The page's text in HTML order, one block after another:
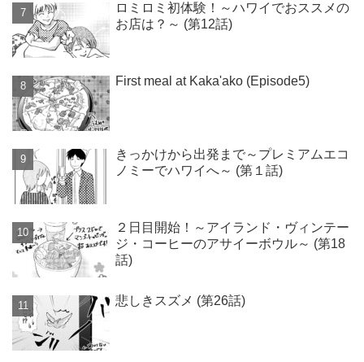
ロミロミ初体験！～ハワイでおススメの
お店は？～ (第12話)
First meal at Kaka'ako (Episode5)
きっかけから出発まで～プレミアムエコ
ノミーでハワイへ～ (第１話)
２日目開始！～アイランド・ヴィンテー
ジ・コーヒーのアサイーボウル～ (第18
話)
悲しきスズメ (第26話)